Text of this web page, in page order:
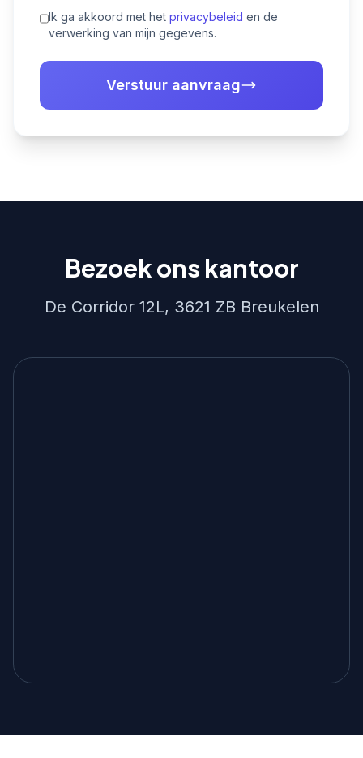
Ik ga akkoord met het privacybeleid en de
verwerking van mijn gegevens.
Verstuur aanvraag
Bezoek ons kantoor
De Corridor 12L, 3621 ZB Breukelen